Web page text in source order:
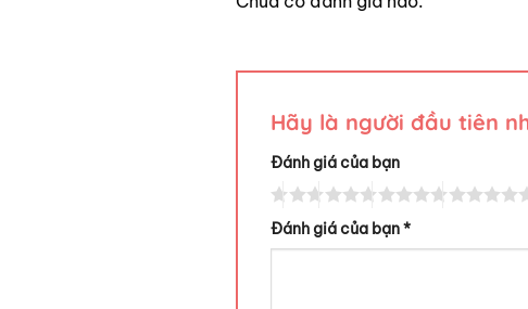
Hãy là người đầu tiên
Đánh giá của bạn
Đánh giá của bạn*